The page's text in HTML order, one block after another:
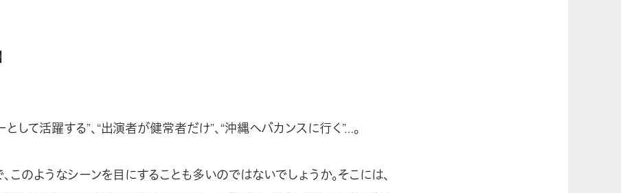
して活躍する”、“出演者が健常者だけ”、“沖縄へバカンスに行く”…。
このようなシーンを目にすることも多いのではないでしょうか。そこには、